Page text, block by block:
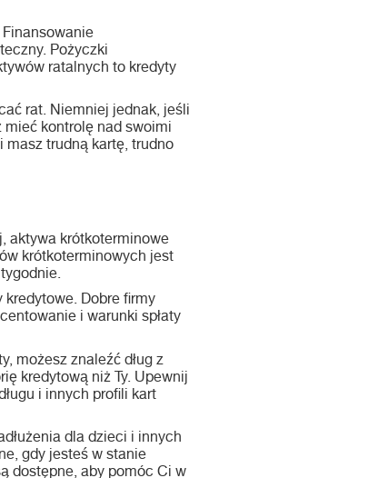
Pożyczki
ratalnych to kredyty
rat. Niemniej jednak, jeśli
mieć kontrolę nad swoimi
masz trudną kartę, trudno
aktywa krótkoterminowe
krótkoterminowych jest
Dobre firmy
i warunki spłaty
możesz znaleźć dług z
kredytową niż Ty. Upewnij
i innych profili kart
dla dzieci i innych
gdy jesteś w stanie
dostępne, aby pomóc Ci w